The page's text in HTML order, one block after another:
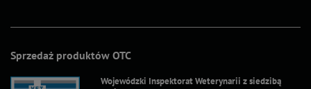
Sprzedaż produktów OTC
Wojewódzki Inspektorat Weterynarii z siedzibą